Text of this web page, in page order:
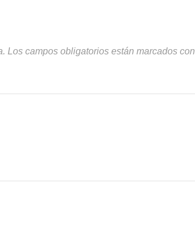
Los campos obligatorios están marcados con